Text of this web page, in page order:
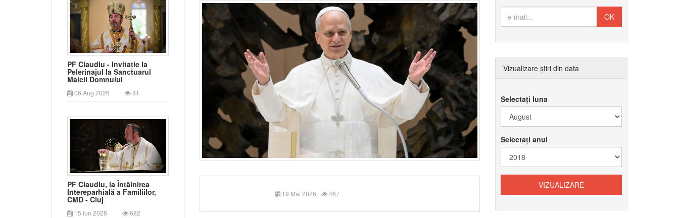
PF Claudiu - Invitație la
Pelerinajul la Sanctuarul
Maicii Domnului
06 Aug 2026 81
PF Claudiu, la Întâlnirea
Intereparhială a Familiilor,
CMD - Cluj
15 Iun 2026 682
19 Mai 2026 467
Vizualizare știri din data
Selectați luna
Selectați anul